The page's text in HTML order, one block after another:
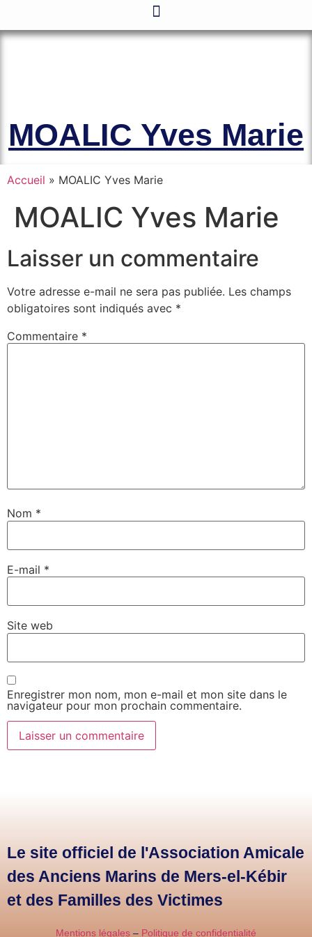
MOALIC Yves Marie
Accueil » MOALIC Yves Marie
MOALIC Yves Marie
Laisser un commentaire
Votre adresse e-mail ne sera pas publiée. Les champs
obligatoires sont indiqués avec *
Commentaire *
Nom *
E-mail *
Site web
Enregistrer mon nom, mon e-mail et mon site dans le
navigateur pour mon prochain commentaire.
Le site officiel de l'Association Amicale
des Anciens Marins de Mers-el-Kébir
et des Familles des Victimes
Mentions légales – Politique de confidentialité